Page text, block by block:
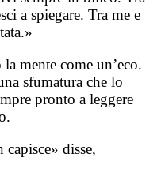
a spiegare. Tra me e
mente come un’eco.
sfumatura che lo
pronto a leggere
disse,